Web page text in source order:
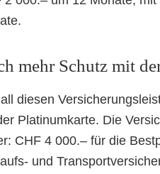
mehr Schutz mit
diesen
Platinumkarte. Die
CHF 4 000.– für die
und